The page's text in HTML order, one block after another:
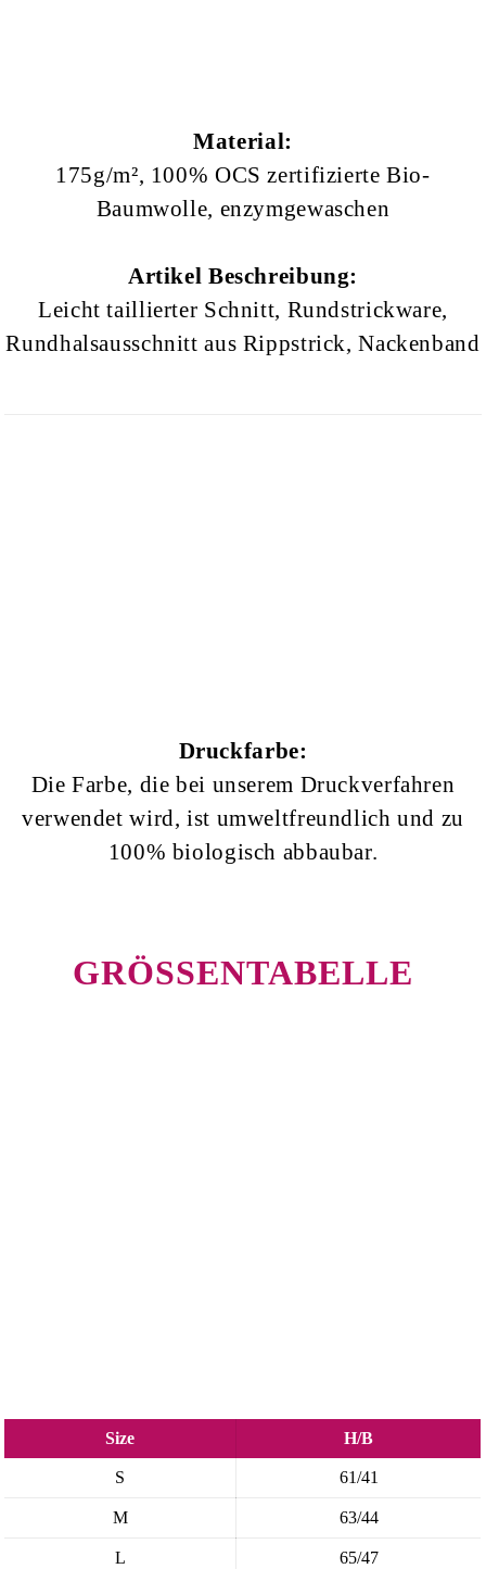
Material:
175g/m², 100% OCS zertifizierte Bio-
Baumwolle, enzymgewaschen
Artikel Beschreibung:
Leicht taillierter Schnitt, Rundstrickware,
Rundhalsausschnitt aus Rippstrick, Nackenband
Druckfarbe:
Die Farbe, die bei unserem Druckverfahren
verwendet wird, ist umweltfreundlich und zu
100% biologisch abbaubar.
GRÖSSENTABELLE
Size H/B
S 61/41
M 63/44
L 65/47